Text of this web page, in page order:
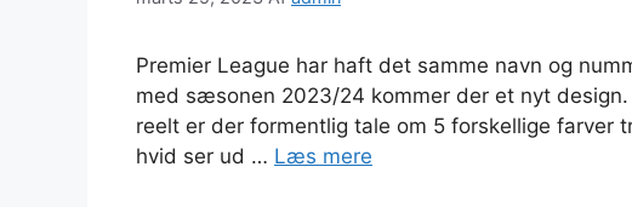
Premier League har haft det samme navn og
med sæsonen 2023/24 kommer der et nyt
reelt er der formentlig tale om 5 forskellige farver
hvid ser ud … Læs mere